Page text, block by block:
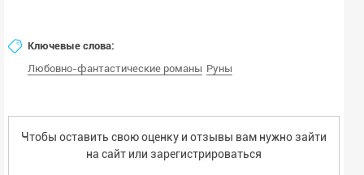
Ключевые слова:
Любовно-фантастические романы Руны
Чтобы оставить свою оценку и отзывы вам нужно зайти
на сайт или зарегистрироваться